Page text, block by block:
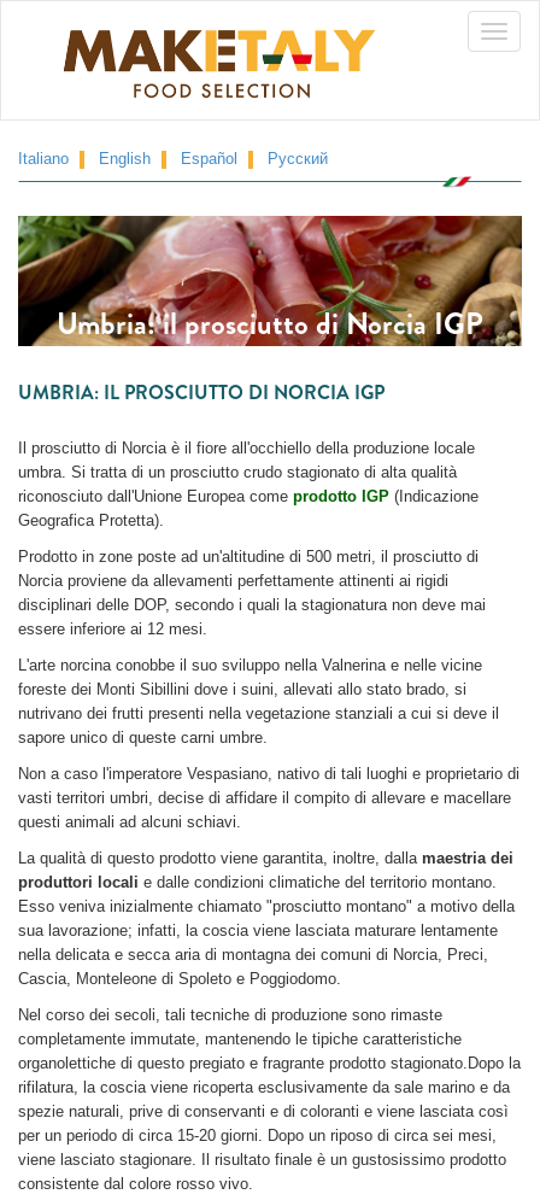
contenuto
principale
Toggle
Italiano English Español Русский
Umbria: il prosciutto di Norcia IGP
UMBRIA: IL PROSCIUTTO DI NORCIA IGP
Il prosciutto di Norcia è il fiore all'occhiello della produzione locale
umbra. Si tratta di un prosciutto crudo stagionato di alta qualità
riconosciuto dall'Unione Europea come prodotto IGP (Indicazione
Geografica Protetta).
Prodotto in zone poste ad un'altitudine di 500 metri, il prosciutto di
Norcia proviene da allevamenti perfettamente attinenti ai rigidi
disciplinari delle DOP, secondo i quali la stagionatura non deve mai
essere inferiore ai 12 mesi.
L'arte norcina conobbe il suo sviluppo nella Valnerina e nelle vicine
foreste dei Monti Sibillini dove i suini, allevati allo stato brado, si
nutrivano dei frutti presenti nella vegetazione stanziali a cui si deve il
sapore unico di queste carni umbre.
Non a caso l'imperatore Vespasiano, nativo di tali luoghi e proprietario di
vasti territori umbri, decise di affidare il compito di allevare e macellare
questi animali ad alcuni schiavi.
La qualità di questo prodotto viene garantita, inoltre, dalla maestria dei
produttori locali e dalle condizioni climatiche del territorio montano.
Esso veniva inizialmente chiamato "prosciutto montano" a motivo della
sua lavorazione; infatti, la coscia viene lasciata maturare lentamente
nella delicata e secca aria di montagna dei comuni di Norcia, Preci,
Cascia, Monteleone di Spoleto e Poggiodomo.
Nel corso dei secoli, tali tecniche di produzione sono rimaste
completamente immutate, mantenendo le tipiche caratteristiche
organolettiche di questo pregiato e fragrante prodotto stagionato.Dopo la
rifilatura, la coscia viene ricoperta esclusivamente da sale marino e da
spezie naturali, prive di conservanti e di coloranti e viene lasciata così
per un periodo di circa 15-20 giorni. Dopo un riposo di circa sei mesi,
viene lasciato stagionare. Il risultato finale è un gustosissimo prodotto
consistente dal colore rosso vivo.